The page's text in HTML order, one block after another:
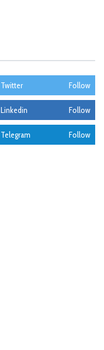
Twitter Follow
Linkedin Follow
Telegram Follow